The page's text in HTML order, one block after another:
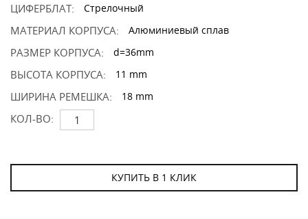
ЦИФЕРБЛАТ: Стрелочный
МАТЕРИАЛ КОРПУСА: Алюминиевый сплав
РАЗМЕР КОРПУСА: d=36mm
ВЫСОТА КОРПУСА: 11 mm
ШИРИНА РЕМЕШКА: 18 mm
КОЛ-ВО:
КУПИТЬ В 1 КЛИК